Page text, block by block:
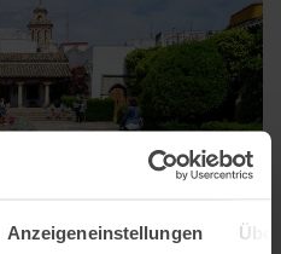
Anzeigeneinstellungen